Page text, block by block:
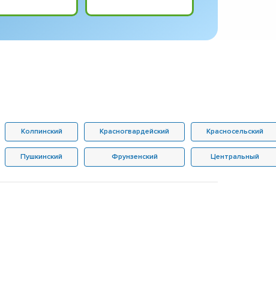
Колпинский Красногвардейский Красносельский
Пушкинский Фрунзенский Центральный